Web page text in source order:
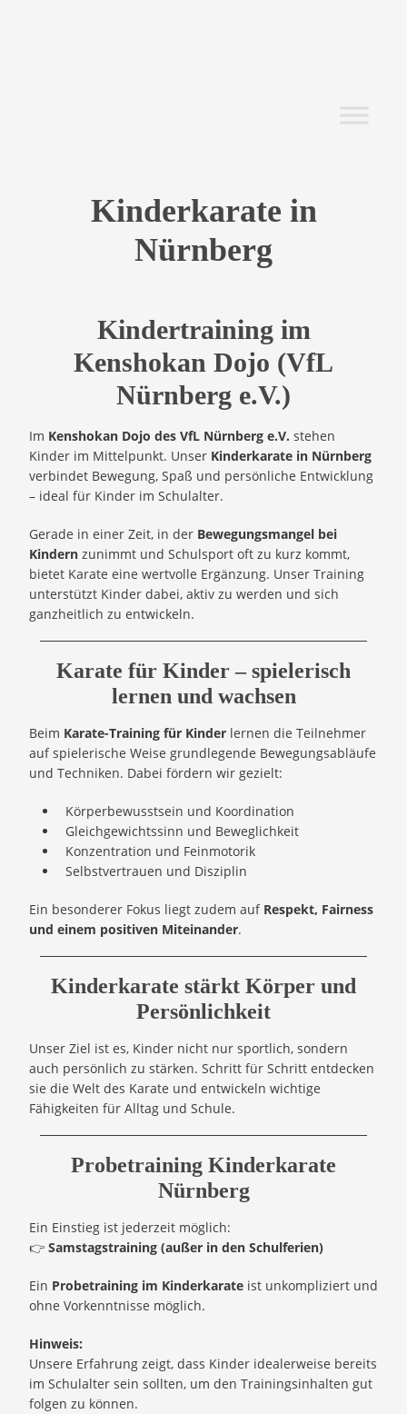
Kinderkarate in
Nürnberg
Kindertraining im
Kenshokan Dojo (VfL
Nürnberg e.V.)
Im Kenshokan Dojo des VfL Nürnberg e.V. stehen
Kinder im Mittelpunkt. Unser Kinderkarate in Nürnberg
verbindet Bewegung, Spaß und persönliche Entwicklung
– ideal für Kinder im Schulalter.
Gerade in einer Zeit, in der Bewegungsmangel bei
Kindern zunimmt und Schulsport oft zu kurz kommt,
bietet Karate eine wertvolle Ergänzung. Unser Training
unterstützt Kinder dabei, aktiv zu werden und sich
ganzheitlich zu entwickeln.
Karate für Kinder – spielerisch
lernen und wachsen
Beim Karate-Training für Kinder lernen die Teilnehmer
auf spielerische Weise grundlegende Bewegungsabläufe
und Techniken. Dabei fördern wir gezielt:
Körperbewusstsein und Koordination
Gleichgewichtssinn und Beweglichkeit
Konzentration und Feinmotorik
Selbstvertrauen und Disziplin
Ein besonderer Fokus liegt zudem auf Respekt, Fairness
und einem positiven Miteinander.
Kinderkarate stärkt Körper und
Persönlichkeit
Unser Ziel ist es, Kinder nicht nur sportlich, sondern
auch persönlich zu stärken. Schritt für Schritt entdecken
sie die Welt des Karate und entwickeln wichtige
Fähigkeiten für Alltag und Schule.
Probetraining Kinderkarate
Nürnberg
Ein Einstieg ist jederzeit möglich:
👉 Samstagstraining (außer in den Schulferien)
Ein Probetraining im Kinderkarate ist unkompliziert und
ohne Vorkenntnisse möglich.
Hinweis:
Unsere Erfahrung zeigt, dass Kinder idealerweise bereits
im Schulalter sein sollten, um den Trainingsinhalten gut
folgen zu können.